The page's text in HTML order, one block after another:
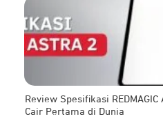
Review Spesifikasi
Cair Pertama di Dunia